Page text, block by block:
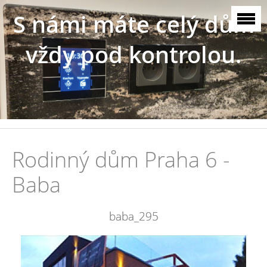
S námi máte celý dům
vždy pod kontrolou.
Rodinný dům Praha 6 -
Baba
baba_295